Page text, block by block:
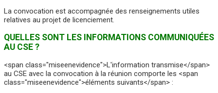
La convocation est accompagnée des renseignements utiles
relatives au projet de licenciement.
QUELLES SONT LES INFORMATIONS COMMUNIQUÉES
AU CSE ?
<span class="miseenevidence">L'information transmise</span>
au CSE avec la convocation à la réunion comporte les <span
class="miseenevidence">éléments suivants</span> :